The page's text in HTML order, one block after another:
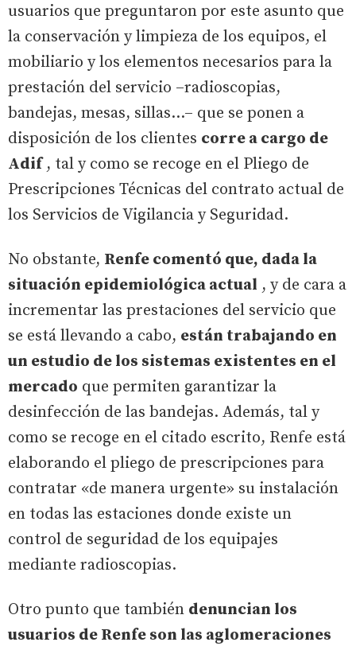
usuarios que preguntaron por este asunto que
la conservación y limpieza de los equipos, el
mobiliario y los elementos necesarios para la
prestación del servicio –radioscopias,
bandejas, mesas, sillas...– que se ponen a
disposición de los clientes corre a cargo de
Adif, tal y como se recoge en el Pliego de
Prescripciones Técnicas del contrato actual de
los Servicios de Vigilancia y Seguridad.
No obstante, Renfe comentó que, dada la
situación epidemiológica actual , y de cara a
incrementar las prestaciones del servicio que
se está llevando a cabo, están trabajando en
un estudio de los sistemas existentes en el
mercado que permiten garantizar la
desinfección de las bandejas. Además, tal y
como se recoge en el citado escrito, Renfe está
elaborando el pliego de prescripciones para
contratar «de manera urgente» su instalación
en todas las estaciones donde existe un
control de seguridad de los equipajes
mediante radioscopias.
Otro punto que también denuncian los
usuarios de Renfe son las aglomeraciones